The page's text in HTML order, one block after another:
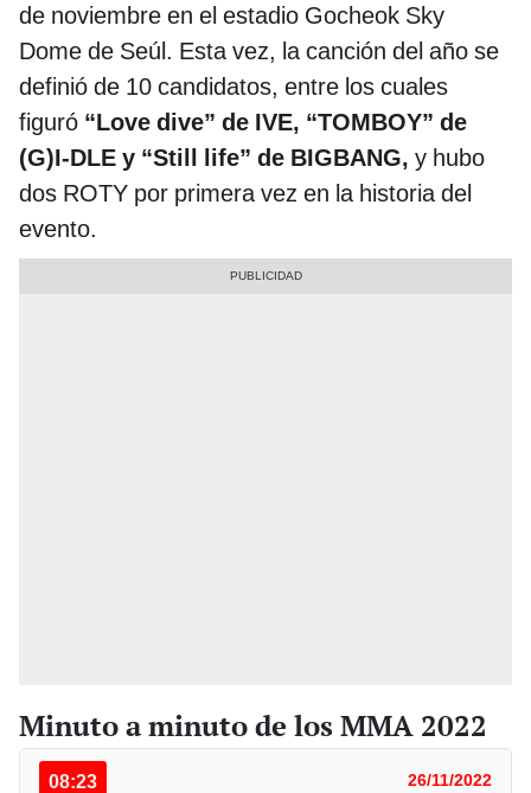
de noviembre en el estadio Gocheok Sky
Dome de Seúl. Esta vez, la canción del año se
definió de 10 candidatos, entre los cuales
figuró “Love dive” de IVE, “TOMBOY” de
(G)I-DLE y “Still life” de BIGBANG, y hubo
dos ROTY por primera vez en la historia del
evento.
Minuto a minuto de los MMA 2022
08:23 26/11/2022